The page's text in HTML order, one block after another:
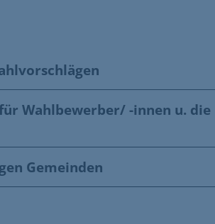
Wahlbewerber/ -innen u. die
Gemeinden